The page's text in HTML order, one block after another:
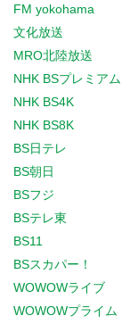
FM yokohama
文化放送
MRO北陸放送
NHK BSプレミアム
NHK BS4K
NHK BS8K
BS日テレ
BS朝日
BSフジ
BSテレ東
BS11
BSスカパー！
WOWOWライブ
WOWOWプライム